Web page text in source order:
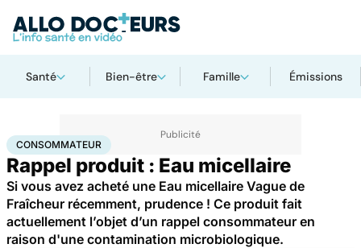
Santé Bien-être Famille Émissions
AccueilSantéConsommateur
CONSOMMATEUR
Rappel produit : Eau micellaire
Si vous avez acheté une Eau micellaire Vague de
Fraîcheur récemment, prudence ! Ce produit fait
actuellement l’objet d’un rappel consommateur en
raison d'une contamination microbiologique.